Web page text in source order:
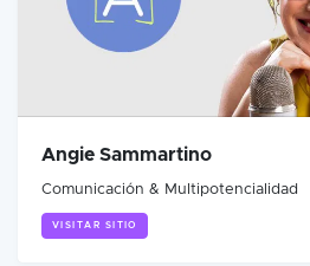
Angie Sammartino
Comunicación & Multipotencialidad
VISITAR SITIO